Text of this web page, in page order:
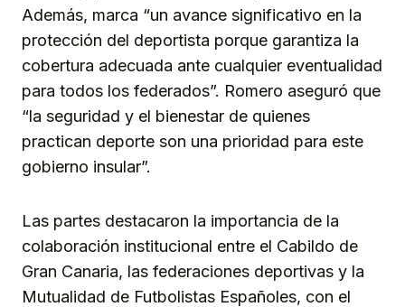
Además, marca “un avance significativo en la
protección del deportista porque garantiza la
cobertura adecuada ante cualquier eventualidad
para todos los federados”. Romero aseguró que
“la seguridad y el bienestar de quienes
practican deporte son una prioridad para este
gobierno insular”.
Las partes destacaron la importancia de la
colaboración institucional entre el Cabildo de
Gran Canaria, las federaciones deportivas y la
Mutualidad de Futbolistas Españoles, con el